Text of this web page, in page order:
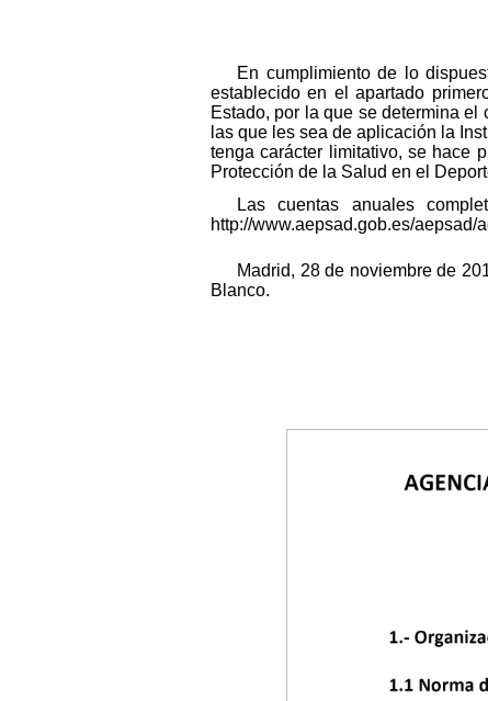
En cumplimiento de lo
establecido en el apartado
Estado, por la que se determina
las que les sea de aplicación la
tenga carácter limitativo, se hace
Protección de la Salud en el
Las cuentas anuales
http://www.aepsad.gob.es/aepsad/
Madrid, 28 de noviembre de
Blanco.